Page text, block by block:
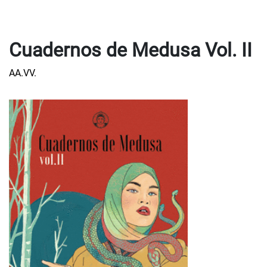
Cuadernos de Medusa Vol. II
AA.VV.